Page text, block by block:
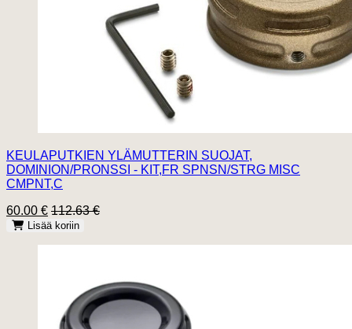
KEULAPUTKIEN YLÄMUTTERIN SUOJAT,
DOMINION/PRONSSI - KIT,FR SPNSN/STRG MISC
CMPNT,C
60.00 € 112.63 €
Lisää koriin